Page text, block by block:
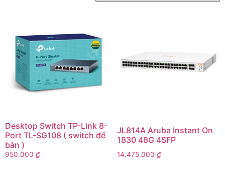
Desktop Switch TP-Link 8-
Port TL-SG108 ( switch để
bàn )
950.000 ₫
JL814A Aruba Instant On
1830 48G 4SFP
14.475.000 ₫